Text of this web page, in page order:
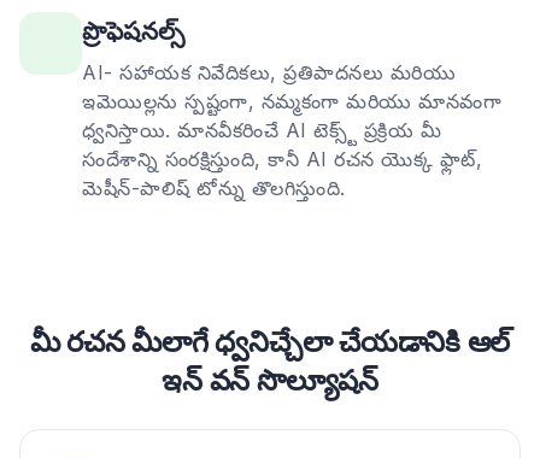
ప్రొఫెషనల్స్
AI- సహాయక నివేదికలు, ప్రతిపాదనలు మరియు
ఇమెయిల్లను స్పష్టంగా, నమ్మకంగా మరియు మానవంగా
ధ్వనిస్తాయి. మానవీకరించే AI టెక్స్ట్ ప్రక్రియ మీ
సందేశాన్ని సంరక్షిస్తుంది, కానీ AI రచన యొక్క ఫ్లాట్,
మెషీన్-పాలిష్ టోన్ను తొలగిస్తుంది.
మీ రచన మీలాగే ధ్వనిచ్చేలా చేయడానికి ఆల్
ఇన్ వన్ సొల్యూషన్